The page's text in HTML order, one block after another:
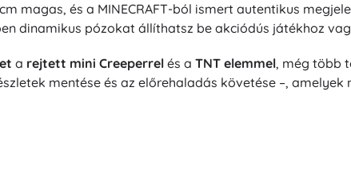
Bluey
Művészet
Plüssfigurák
Interaktív plüssök
Kulcstartók és függődíszek
magas, és a MINECRAFT-ból ismert autentikus
dinamikus pózokat állíthatsz be akciódús játékhoz
a rejtett mini Creeperrel és a TNT elemmel, még több
mentése és az előrehaladás követése –,